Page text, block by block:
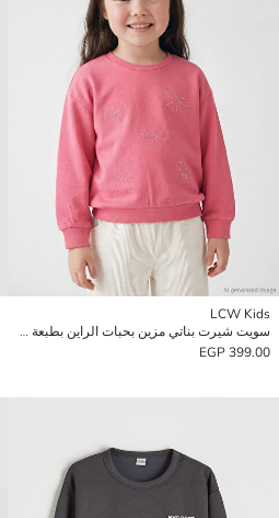
LCW Kids
سويت شيرت بناتي مزين بحبات الراين بطبعة شريط
399.00 EGP